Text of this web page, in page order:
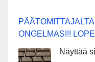
ONGELMASI!!
Näyttää